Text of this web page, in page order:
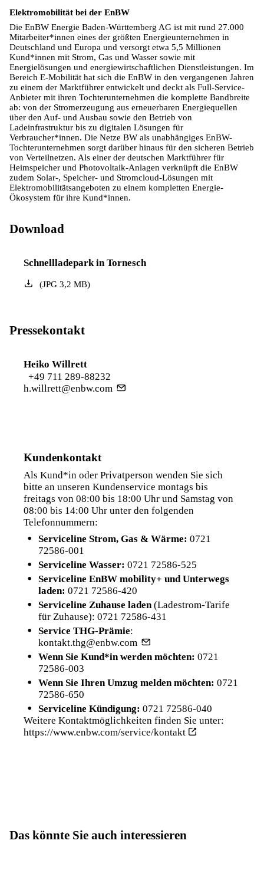
Elektromobilität bei der EnBW
Die EnBW Energie Baden-Württemberg AG ist mit rund 27.000
Mitarbeiter*innen eines der größten Energieunternehmen in
Deutschland und Europa und versorgt etwa 5,5 Millionen
Kund*innen mit Strom, Gas und Wasser sowie mit
Energielösungen und energiewirtschaftlichen Dienstleistungen. Im
Bereich E-Mobilität hat sich die EnBW in den vergangenen Jahren
zu einem der Marktführer entwickelt und deckt als Full-Service-
Anbieter mit ihren Tochterunternehmen die komplette Bandbreite
ab: von der Stromerzeugung aus erneuerbaren Energiequellen
über den Auf- und Ausbau sowie den Betrieb von
Ladeinfrastruktur bis zu digitalen Lösungen für
Verbraucher*innen. Die Netze BW als unabhängiges EnBW-
Tochterunternehmen sorgt darüber hinaus für den sicheren Betrieb
von Verteilnetzen. Als einer der deutschen Marktführer für
Heimspeicher und Photovoltaik-Anlagen verknüpft die EnBW
zudem Solar-, Speicher- und Stromcloud-Lösungen mit
Elektromobilitätsangeboten zu einem kompletten Energie-
Ökosystem für ihre Kund*innen.
Download
Schnellladepark in Tornesch
(JPG3,2 MB)
Pressekontakt
Heiko Willrett
+49 711 289-88232
h.willrett@enbw.com
Kundenkontakt
Als Kund*in oder Privatperson wenden Sie sich
bitte an unseren Kundenservice montags bis
freitags von 08:00 bis 18:00 Uhr und Samstag von
08:00 bis 14:00 Uhr unter den folgenden
Telefonnummern:
Serviceline Strom, Gas & Wärme: 0721
72586-001
Serviceline Wasser: 0721 72586-525
Serviceline EnBW mobility+ und Unterwegs
laden: 0721 72586-420
Serviceline Zuhause laden(Ladestrom-Tarife
für Zuhause): 0721 72586-431
Service THG-Prämie:
kontakt.thg@enbw.com
Wenn Sie Kund*in werden möchten: 0721
72586-003
Wenn Sie Ihren Umzug melden möchten: 0721
72586-650
Serviceline Kündigung: 0721 72586-040
Weitere Kontaktmöglichkeiten finden Sie unter:
https://www.enbw.com/service/kontakt
Das könnte Sie auch interessieren